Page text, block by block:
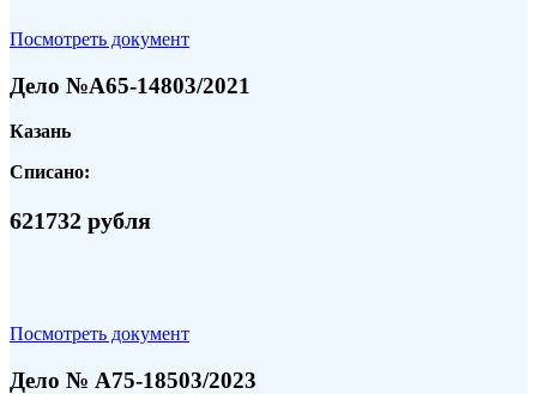
Посмотреть документ
Дело №А65-14803/2021
Казань
Списано:
621732 рубля
Посмотреть документ
Дело № А75-18503/2023